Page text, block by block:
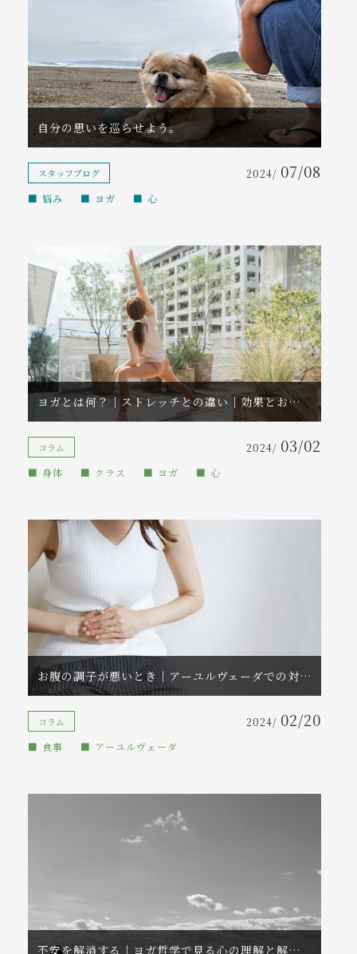
スタッフブログ 2024/ 07/08
悩み ヨガ 心
自分の思いを巡らせよう。
コラム 2024/ 03/02
身体 クラス ヨガ 心
ヨガとは何？｜ストレッチとの違い｜効果とおすすめなクラスを提案
コラム 2024/ 02/20
食事 アーユルヴェーダ
お腹の調子が悪いとき｜アーユルヴェーダでの対処法
不安を解消する｜ヨガ哲学で見る心の理解と解消方法